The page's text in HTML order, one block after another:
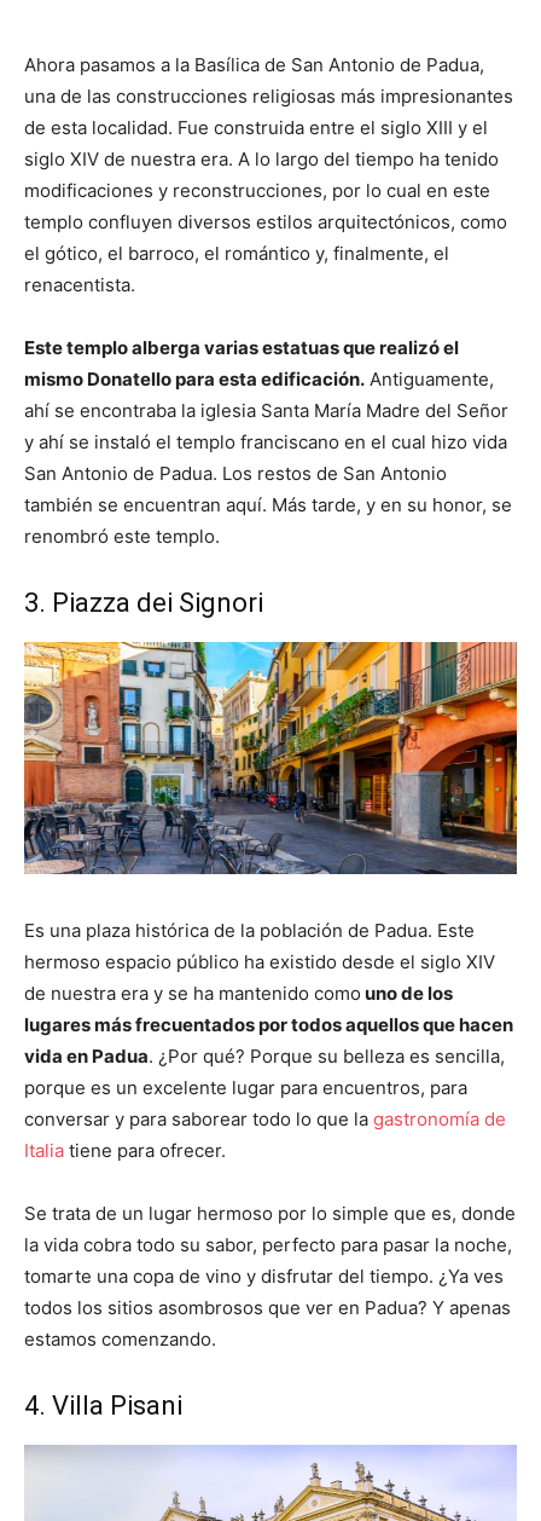
Ahora pasamos a la Basílica de San Antonio de Padua,
una de las construcciones religiosas más impresionantes
de esta localidad. Fue construida entre el siglo XIII y el
siglo XIV de nuestra era. A lo largo del tiempo ha tenido
modificaciones y reconstrucciones, por lo cual en este
templo confluyen diversos estilos arquitectónicos, como
el gótico, el barroco, el romántico y, finalmente, el
renacentista.
Este templo alberga varias estatuas que realizó el
mismo Donatello para esta edificación. Antiguamente,
ahí se encontraba la iglesia Santa María Madre del Señor
y ahí se instaló el templo franciscano en el cual hizo vida
San Antonio de Padua. Los restos de San Antonio
también se encuentran aquí. Más tarde, y en su honor, se
renombró este templo.
3. Piazza dei Signori
Es una plaza histórica de la población de Padua. Este
hermoso espacio público ha existido desde el siglo XIV
de nuestra era y se ha mantenido como uno de los
lugares más frecuentados por todos aquellos que hacen
vida en Padua. ¿Por qué? Porque su belleza es sencilla,
porque es un excelente lugar para encuentros, para
conversar y para saborear todo lo que la gastronomía de
Italia tiene para ofrecer.
Se trata de un lugar hermoso por lo simple que es, donde
la vida cobra todo su sabor, perfecto para pasar la noche,
tomarte una copa de vino y disfrutar del tiempo. ¿Ya ves
todos los sitios asombrosos que ver en Padua? Y apenas
estamos comenzando.
4. Villa Pisani